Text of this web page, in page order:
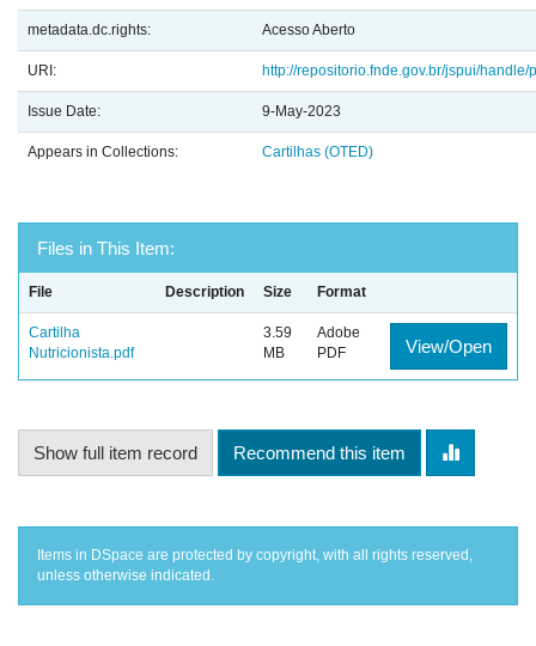
metadata.dc.rights: Acesso Aberto
URI: http://repositorio.fnde.gov.br/jspui/handle/
Issue Date: 9-May-2023
Appears in Collections: Cartilhas (OTED)
Files in This Item:
File Description Size Format
Cartilha
Nutricionista.pdf
3.59
MB
Adobe
PDF
View/Open
Show full item record Recommend this item
Items in DSpace are protected by copyright, with all rights reserved,
unless otherwise indicated.